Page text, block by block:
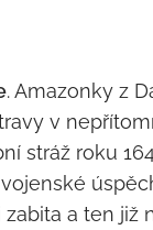
. Amazonky z
v
stráž roku
a ten již